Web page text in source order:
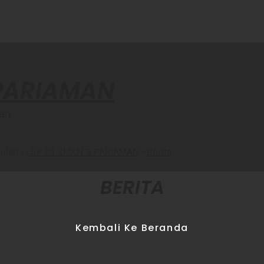
Kembali Ke Beranda